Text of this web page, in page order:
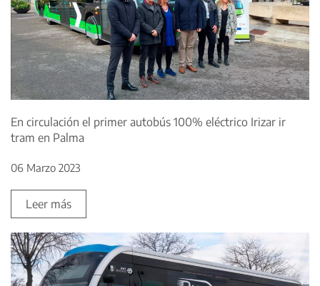
En circulación el primer autobús 100% eléctrico Irizar ir
tram en Palma
06 Marzo 2023
Leer más